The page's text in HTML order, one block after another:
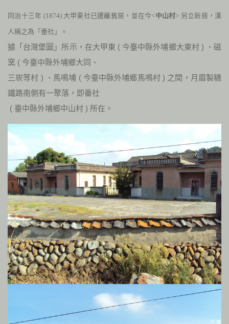
同治十三年 (1874) 大甲東社已遷離舊居，並在今<中山村> 另立新居，漢
人稱之為「番社」。
據「台灣堡圖」所示，在大甲東 ( 今臺中縣外埔鄉大東村) 、磁
窯 ( 今臺中縣外埔鄉大同、
三崁等村 ) 、馬鳴埔 ( 今臺中縣外埔鄉馬鳴村 ) 之間，月眉製糖
鐵路南側有一聚落，即番社
( 臺中縣外埔鄉中山村 ) 所在。